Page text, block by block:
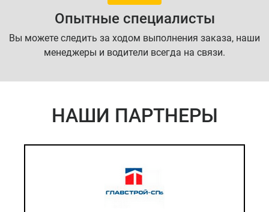
Опытные специалисты
Вы можете следить за ходом выполнения заказа, наши
менеджеры и водители всегда на связи.
НАШИ ПАРТНЕРЫ